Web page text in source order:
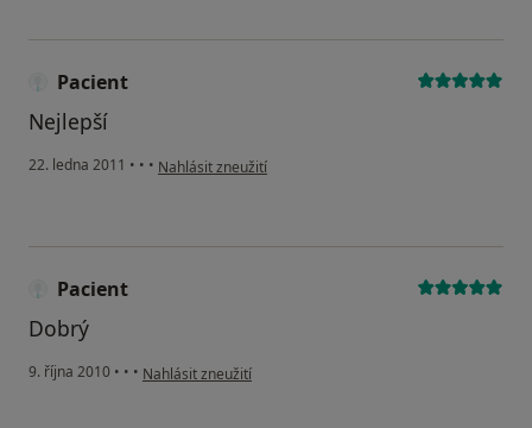
Pacient
Nejlepší
22. ledna 2011 • • • podle názoru uživatele Pacient
Nahlásit zneužití
Pacient
Dobrý
9. října 2010 • • • podle názoru uživatele Pacient
Nahlásit zneužití